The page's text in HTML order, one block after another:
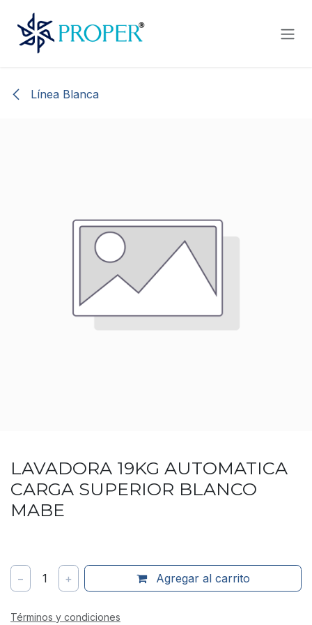
Línea Blanca
LAVADORA 19KG AUTOMATICA
CARGA SUPERIOR BLANCO
MABE
− 1 + Agregar al carrito
Términos y condiciones